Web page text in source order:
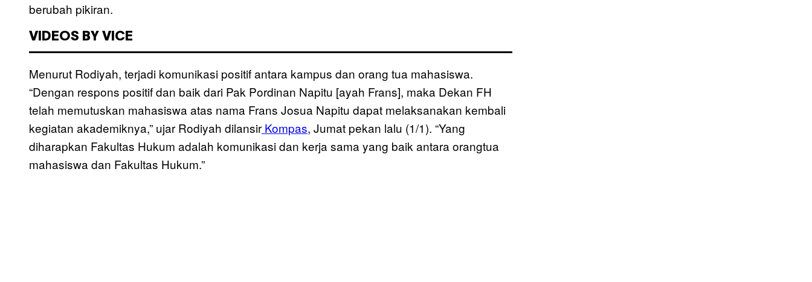
berubah pikiran.
VIDEOS BY VICE
Menurut Rodiyah, terjadi komunikasi positif antara kampus dan orang tua mahasiswa.
“Dengan respons positif dan baik dari Pak Pordinan Napitu [ayah Frans], maka Dekan FH
telah memutuskan mahasiswa atas nama Frans Josua Napitu dapat melaksanakan kembali
kegiatan akademiknya,” ujar Rodiyah dilansir Kompas, Jumat pekan lalu (1/1). “Yang
diharapkan Fakultas Hukum adalah komunikasi dan kerja sama yang baik antara orangtua
mahasiswa dan Fakultas Hukum.”